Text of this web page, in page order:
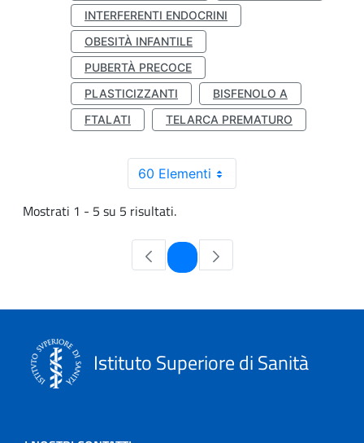
INTERFERENTI ENDOCRINI
OBESITÀ INFANTILE
PUBERTÀ PRECOCE
PLASTICIZZANTI
BISFENOLO A
FTALATI
TELARCA PREMATURO
60 Elementi
Mostrati 1 - 5 su 5 risultati.
Pagina
Istituto Superiore di Sanità